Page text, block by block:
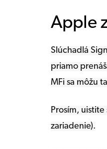
Apple
Slúchadlá
priamo
MFi sa môžu
Prosím,
zariadenie).